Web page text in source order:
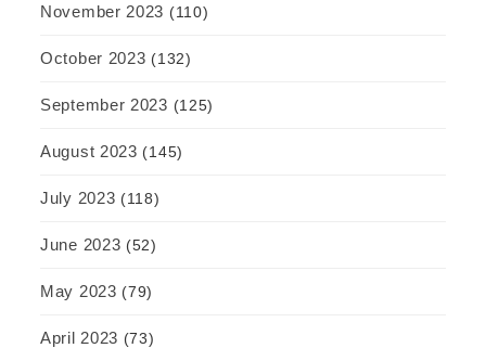
November 2023 (110)
October 2023 (132)
September 2023 (125)
August 2023 (145)
July 2023 (118)
June 2023 (52)
May 2023 (79)
April 2023 (73)